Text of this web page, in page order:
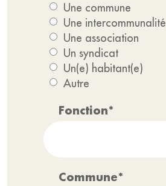
Une commune
Une intercommunalité
Une association
Un syndicat
Un(e) habitant(e)
Autre
Fonction*
Commune*